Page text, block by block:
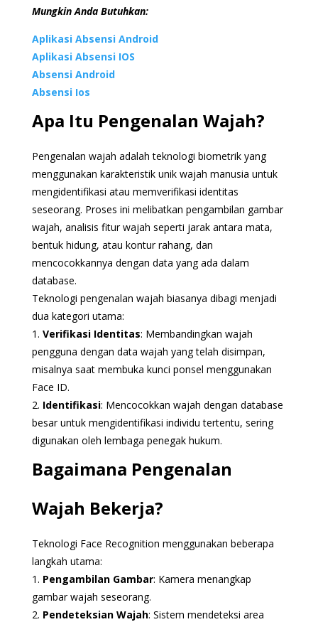
Mungkin Anda Butuhkan:
Aplikasi Absensi Android
Aplikasi Absensi IOS
Absensi Android
Absensi Ios
Apa Itu Pengenalan Wajah?
Pengenalan wajah adalah teknologi biometrik yang
menggunakan karakteristik unik wajah manusia untuk
mengidentifikasi atau memverifikasi identitas
seseorang. Proses ini melibatkan pengambilan gambar
wajah, analisis fitur wajah seperti jarak antara mata,
bentuk hidung, atau kontur rahang, dan
mencocokkannya dengan data yang ada dalam
database.
Teknologi pengenalan wajah biasanya dibagi menjadi
dua kategori utama:
1. Verifikasi Identitas: Membandingkan wajah
pengguna dengan data wajah yang telah disimpan,
misalnya saat membuka kunci ponsel menggunakan
Face ID.
2. Identifikasi: Mencocokkan wajah dengan database
besar untuk mengidentifikasi individu tertentu, sering
digunakan oleh lembaga penegak hukum.
Bagaimana Pengenalan
Wajah Bekerja?
Teknologi Face Recognition menggunakan beberapa
langkah utama:
1. Pengambilan Gambar: Kamera menangkap
gambar wajah seseorang.
2. Pendeteksian Wajah: Sistem mendeteksi area